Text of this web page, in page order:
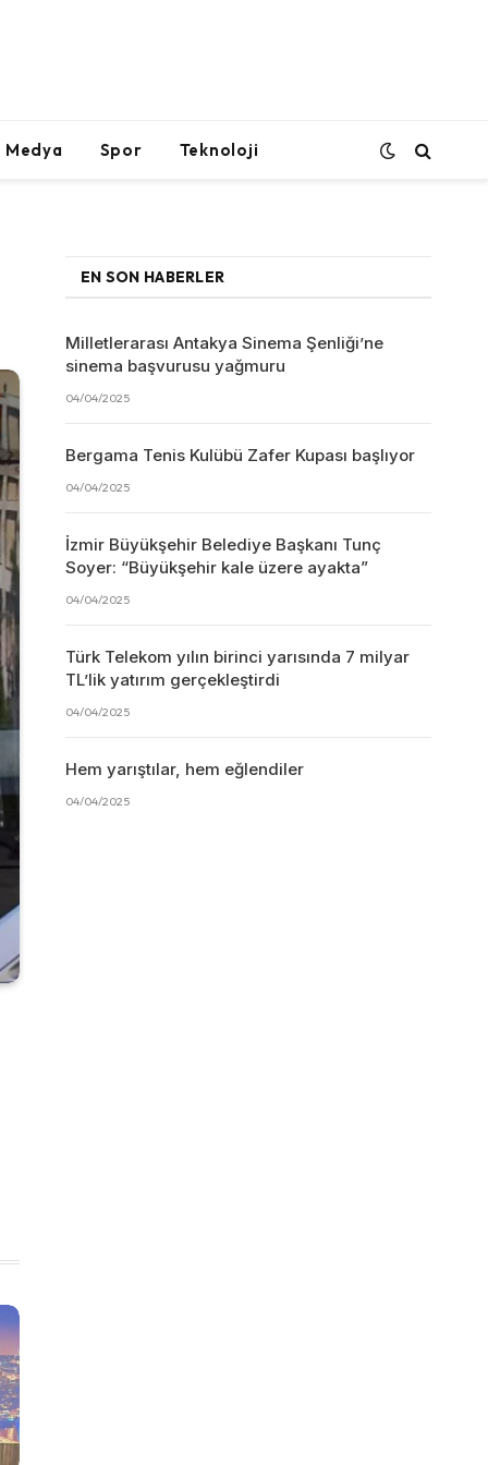
Medya Spor Teknoloji
EN SON HABERLER
Milletlerarası Antakya Sinema Şenliği’ne
sinema başvurusu yağmuru
04/04/2025
Bergama Tenis Kulübü Zafer Kupası başlıyor
04/04/2025
İzmir Büyükşehir Belediye Başkanı Tunç
Soyer: “Büyükşehir kale üzere ayakta”
04/04/2025
Türk Telekom yılın birinci yarısında 7 milyar
TL’lik yatırım gerçekleştirdi
04/04/2025
Hem yarıştılar, hem eğlendiler
04/04/2025